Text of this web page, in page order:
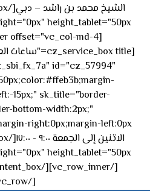
id="cz_57994"
15px;" sk_title="border-
bottom-width:2px;"
[/vc_row]